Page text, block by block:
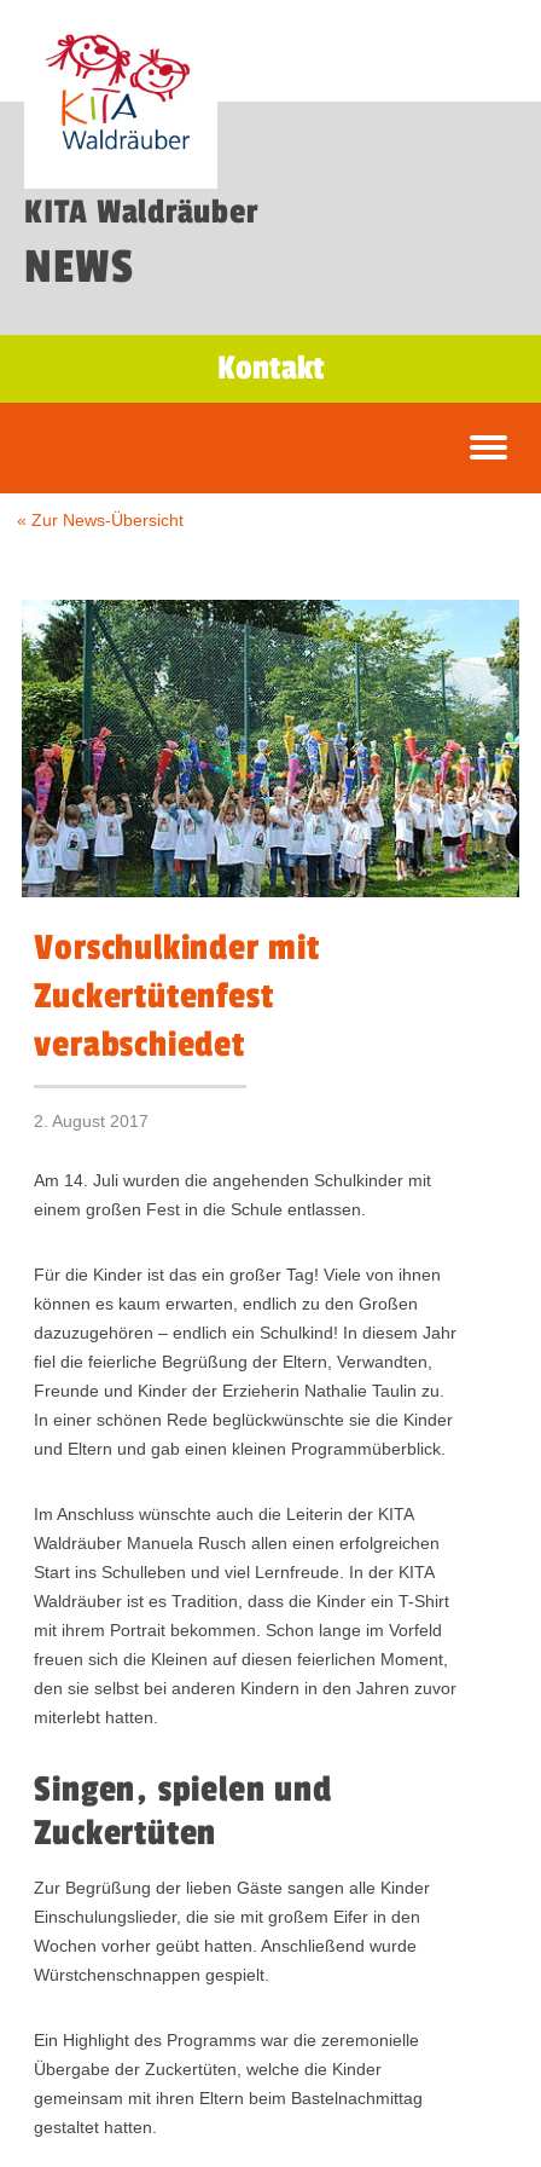
KITA Waldräuber
NEWS
Kontakt
« Zur News-Übersicht
Vorschulkinder mit
Zuckertütenfest
verabschiedet
2. August 2017
Am 14. Juli wurden die angehenden Schulkinder mit
einem großen Fest in die Schule entlassen.
Für die Kinder ist das ein großer Tag! Viele von ihnen
können es kaum erwarten, endlich zu den Großen
dazuzugehören – endlich ein Schulkind! In diesem Jahr
fiel die feierliche Begrüßung der Eltern, Verwandten,
Freunde und Kinder der Erzieherin Nathalie Taulin zu.
In einer schönen Rede beglückwünschte sie die Kinder
und Eltern und gab einen kleinen Programmüberblick.
Im Anschluss wünschte auch die Leiterin der KITA
Waldräuber Manuela Rusch allen einen erfolgreichen
Start ins Schulleben und viel Lernfreude. In der KITA
Waldräuber ist es Tradition, dass die Kinder ein T-Shirt
mit ihrem Portrait bekommen. Schon lange im Vorfeld
freuen sich die Kleinen auf diesen feierlichen Moment,
den sie selbst bei anderen Kindern in den Jahren zuvor
miterlebt hatten.
Singen, spielen und
Zuckertüten
Zur Begrüßung der lieben Gäste sangen alle Kinder
Einschulungslieder, die sie mit großem Eifer in den
Wochen vorher geübt hatten. Anschließend wurde
Würstchenschnappen gespielt.
Ein Highlight des Programms war die zeremonielle
Übergabe der Zuckertüten, welche die Kinder
gemeinsam mit ihren Eltern beim Bastelnachmittag
gestaltet hatten.